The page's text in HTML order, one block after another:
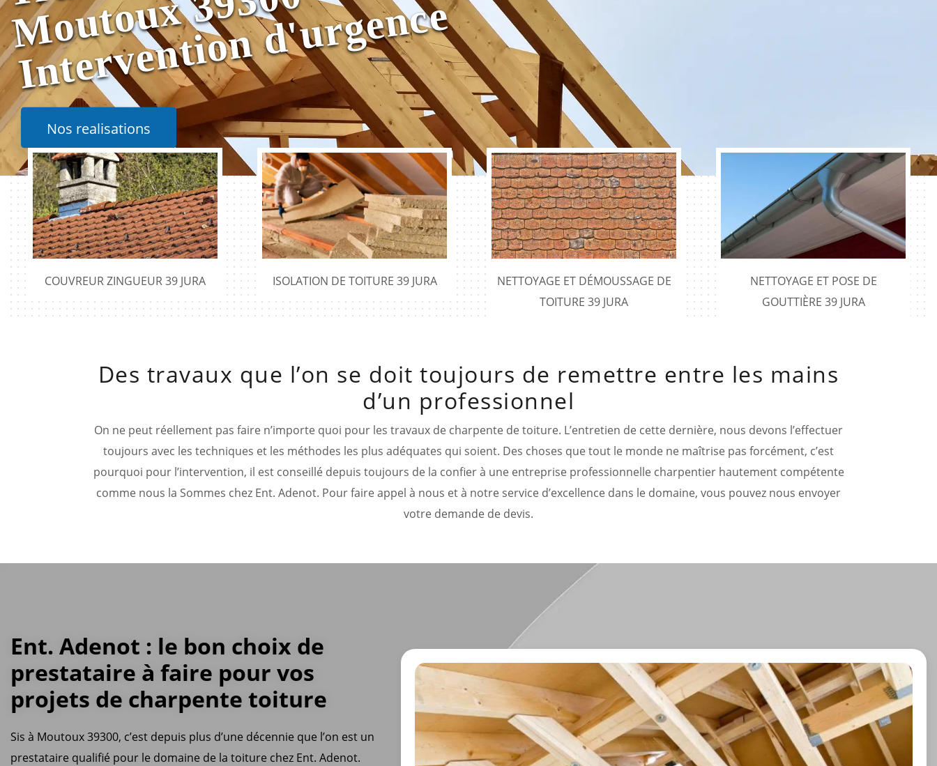
e
Nos realisations
COUVREUR ZINGUEUR 39 JURA ISOLATION DE TOITURE 39 JURA
NETTOYAGE ET DÉMOUSSAGE DE
TOITURE 39 JURA
NETTOYAGE ET POSE DE
GOUTTIÈRE 39 JURA
Des travaux que l’on se doit toujours de remettre entre les mains
d’un professionnel
On ne peut réellement pas faire n’importe quoi pour les travaux de charpente de toiture. L’entretien de cette dernière, nous devons l’effectuer
toujours avec les techniques et les méthodes les plus adéquates qui soient. Des choses que tout le monde ne maîtrise pas forcément, c’est
pourquoi pour l’intervention, il est conseillé depuis toujours de la confier à une entreprise professionnelle charpentier hautement compétente
comme nous la Sommes chez Ent. Adenot. Pour faire appel à nous et à notre service d’excellence dans le domaine, vous pouvez nous envoyer
votre demande de devis.
Ent. Adenot : le bon choix de
prestataire à faire pour vos
projets de charpente toiture
Sis à Moutoux 39300, c’est depuis plus d’une décennie que l’on est un
prestataire qualifié pour le domaine de la toiture chez Ent. Adenot.